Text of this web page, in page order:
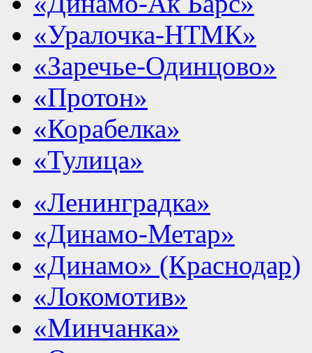
«Уралочка-НТМК»
«Заречье-Одинцово»
«Протон»
«Корабелка»
«Тулица»
«Ленинградка»
«Динамо-Метар»
«Динамо» (Краснодар)
«Локомотив»
«Минчанка»